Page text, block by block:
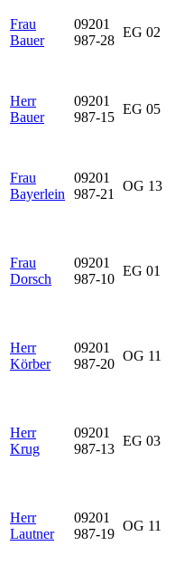
Frau
Bauer
09201
987-28
EG 02
Herr
Bauer
09201
987-15
EG 05
Frau
Bayerlein
09201
987-21
OG 13
Frau
Dorsch
09201
987-10
EG 01
Herr
Körber
09201
987-20
OG 11
Herr
Krug
09201
987-13
EG 03
Herr
Lautner
09201
987-19
OG 11